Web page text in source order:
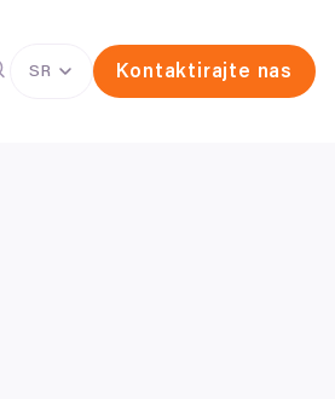
SR Kontaktirajte nas